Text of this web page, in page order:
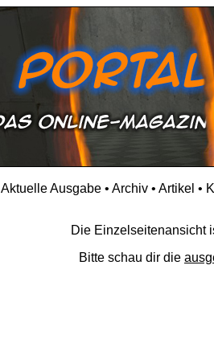
Aktuelle Ausgabe• Archiv• Artikel •
Die Einzelseitenansicht
Bitte schau dir die